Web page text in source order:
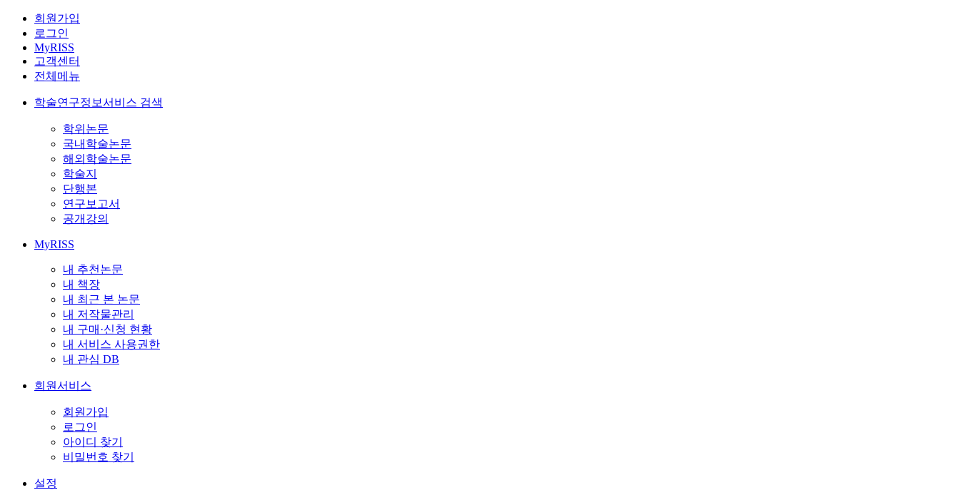
회원가입
로그인
MyRISS
고객센터
전체메뉴
학술연구정보서비스 검색
학위논문
국내학술논문
해외학술논문
학술지
단행본
연구보고서
공개강의
MyRISS
내 추천논문
내 책장
내 최근 본 논문
내 저작물관리
내 구매·신청 현황
내 서비스 사용권한
내 관심 DB
회원서비스
회원가입
로그인
아이디 찾기
비밀번호 찾기
설정